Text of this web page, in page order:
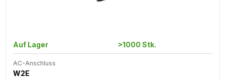
Auf Lager >1000 Stk.
AC-Anschluss
W2E